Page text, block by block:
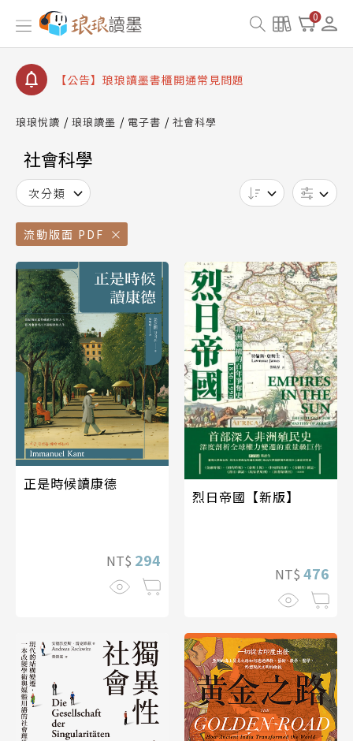
0
【公告】因 Readmoo 讀墨系統維護中，本站同步暫
停部分閱讀服務
【公告】琅琅讀墨數位閱讀資產合併與書櫃開通申請
【公告】琅琅讀墨書櫃開通常見問題
請圖文教學
查詢
【公告】因 Readmoo 讀墨系統維護中，本站同步暫
停部分閱讀服務
琅琅悅讀 琅琅讀墨 電子書 社會科學
社會科學
次分類
流動版面 PDF
正是時候讀康德
NT$ 294
烈日帝國【新版】
NT$ 476